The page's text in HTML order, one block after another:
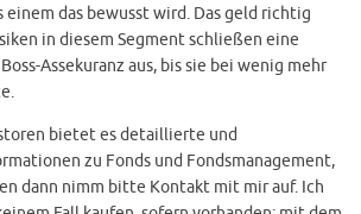
einem das bewusst wird. Das geld richtig
in diesem Segment schließen eine
Assekuranz aus, bis sie bei wenig mehr
bietet es detaillierte und
zu Fonds und Fondsmanagement,
dann nimm bitte Kontakt mit mir auf. Ich